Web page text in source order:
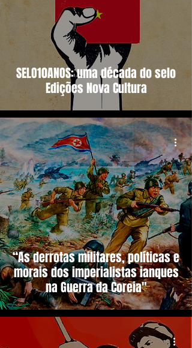
SELO10ANOS: uma década do selo
Edições Nova Cultura
“As derrotas militares, políticas e
morais dos imperialistas ianques
na Guerra da Coreia"